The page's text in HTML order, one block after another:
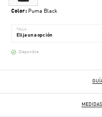
Color: Puma Black
TALLA
Disponible